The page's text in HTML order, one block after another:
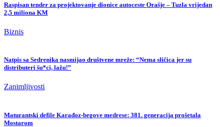
Raspisan tender za projektovanje dionice autoceste Orašje – Tuzla vrijedan
2,5 miliona KM
Biznis
Natpis sa Sedrenika nasmijao društvene mreže: “Nema sličica jer su
distributeri šu*ci, lažu!”
Zanimljivosti
Maturantski defile Karađoz-begove medrese: 381. generacija prošetala
Mostarom